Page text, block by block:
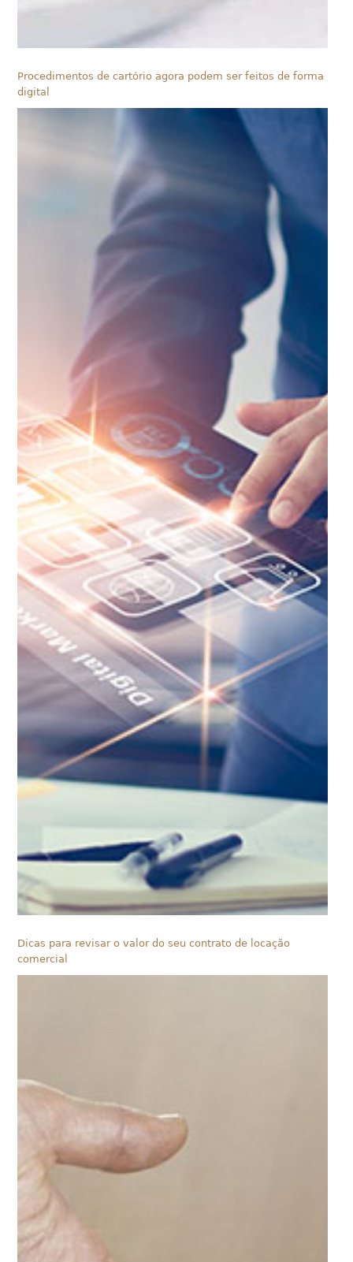
Procedimentos de cartório agora podem ser feitos de forma
digital
Dicas para revisar o valor do seu contrato de locação
comercial